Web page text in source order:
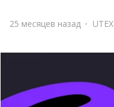
25 месяцев назад UTEX